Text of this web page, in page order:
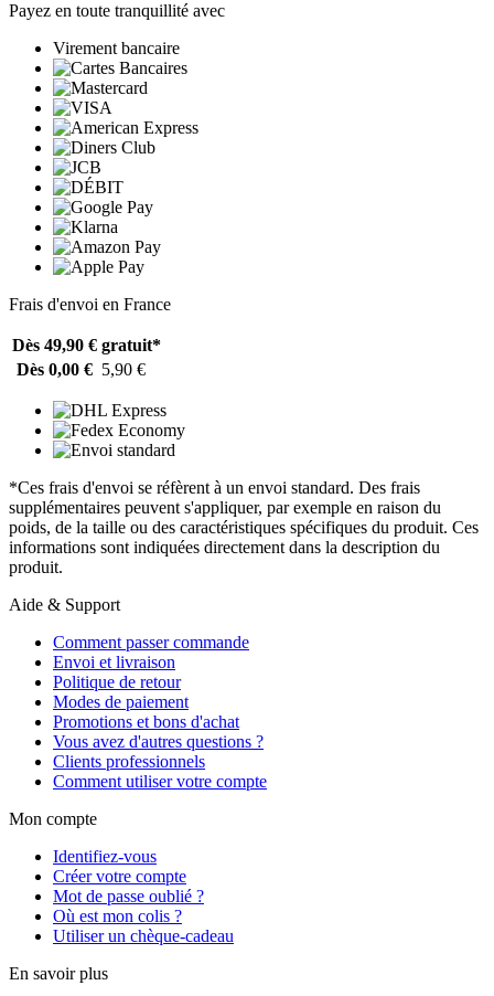
Payez en toute tranquillité avec
Virement bancaire
Frais d'envoi en France
Dès 49,90 € gratuit*
Dès 0,00 € 5,90 €
*Ces frais d'envoi se réfèrent à un envoi standard. Des frais
supplémentaires peuvent s'appliquer, par exemple en raison du
poids, de la taille ou des caractéristiques spécifiques du produit. Ces
informations sont indiquées directement dans la description du
produit.
Aide & Support
Comment passer commande
Envoi et livraison
Politique de retour
Modes de paiement
Promotions et bons d'achat
Vous avez d'autres questions ?
Clients professionnels
Comment utiliser votre compte
Mon compte
Identifiez-vous
Créer votre compte
Mot de passe oublié ?
Où est mon colis ?
Utiliser un chèque-cadeau
En savoir plus